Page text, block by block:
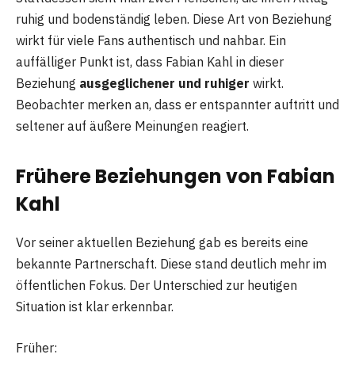
ruhig und bodenständig leben. Diese Art von Beziehung
wirkt für viele Fans authentisch und nahbar. Ein
auffälliger Punkt ist, dass Fabian Kahl in dieser
Beziehung ausgeglichener und ruhiger wirkt.
Beobachter merken an, dass er entspannter auftritt und
seltener auf äußere Meinungen reagiert.
Frühere Beziehungen von Fabian
Kahl
Vor seiner aktuellen Beziehung gab es bereits eine
bekannte Partnerschaft. Diese stand deutlich mehr im
öffentlichen Fokus. Der Unterschied zur heutigen
Situation ist klar erkennbar.
Früher: